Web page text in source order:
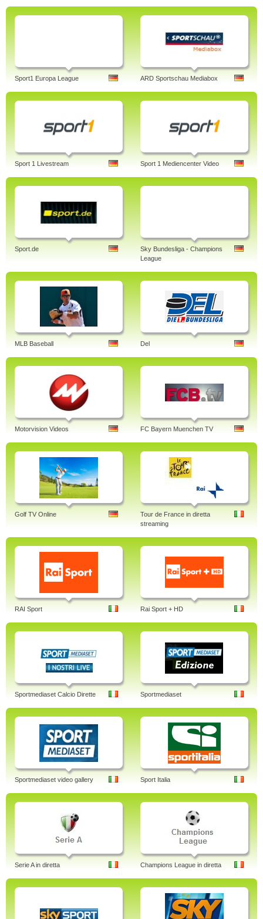
Sport1 Europa League ARD Sportschau Mediabox
Sport 1 Livestream Sport 1 Mediencenter Video
Sport.de
Sky Bundesliga - Champions
League
MLB Baseball Del
Motorvision Videos FC Bayern Muenchen TV
Golf TV Online
Tour de France in diretta
streaming
RAI Sport Rai Sport + HD
Sportmediaset Calcio Dirette Sportmediaset
Sportmediaset video gallery Sport Italia
Serie A in diretta Champions League in diretta